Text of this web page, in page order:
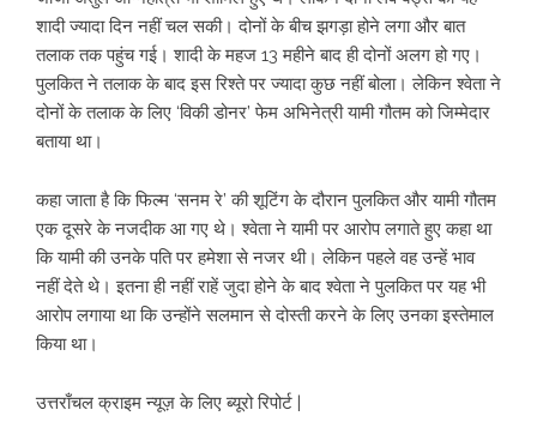
शादी ज्यादा दिन नहीं चल सकी। दोनों के बीच झगड़ा होने लगा और बात
तलाक तक पहुंच गई। शादी के महज 13 महीने बाद ही दोनों अलग हो गए।
पुलकित ने तलाक के बाद इस रिश्ते पर ज्यादा कुछ नहीं बोला। लेकिन श्वेता ने
दोनों के तलाक के लिए ‘विकी डोनर’ फेम अभिनेत्री यामी गौतम को जिम्मेदार
बताया था।
कहा जाता है कि फिल्म ‘सनम रे’ की शूटिंग के दौरान पुलकित और यामी गौतम
एक दूसरे के नजदीक आ गए थे। श्वेता ने यामी पर आरोप लगाते हुए कहा था
कि यामी की उनके पति पर हमेशा से नजर थी। लेकिन पहले वह उन्हें भाव
नहीं देते थे। इतना ही नहीं राहें जुदा होने के बाद श्वेता ने पुलकित पर यह भी
आरोप लगाया था कि उन्होंने सलमान से दोस्ती करने के लिए उनका इस्तेमाल
किया था।
उत्तराँचल क्राइम न्यूज़ के लिए ब्यूरो रिपोर्ट |